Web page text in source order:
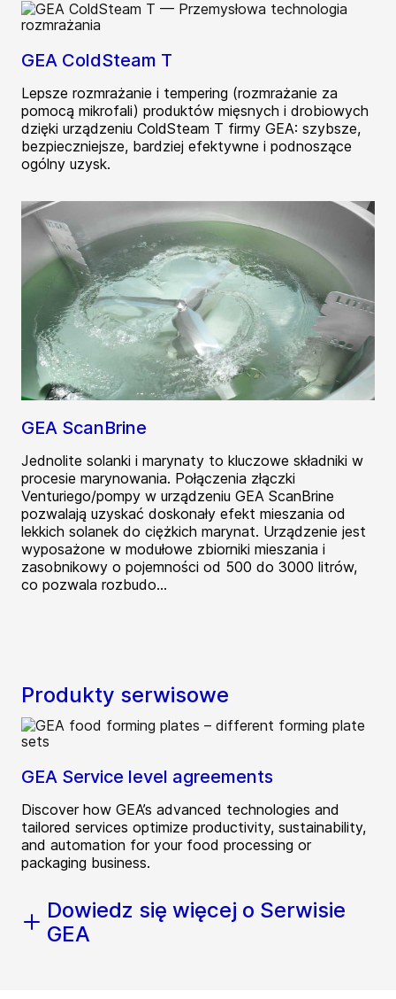
GEA ColdSteam T
Lepsze rozmrażanie i tempering (rozmrażanie za
pomocą mikrofali) produktów mięsnych i drobiowych
dzięki urządzeniu ColdSteam T firmy GEA: szybsze,
bezpieczniejsze, bardziej efektywne i podnoszące
ogólny uzysk.
GEA ScanBrine
Jednolite solanki i marynaty to kluczowe składniki w
procesie marynowania. Połączenia złączki
Venturiego/pompy w urządzeniu GEA ScanBrine
pozwalają uzyskać doskonały efekt mieszania od
lekkich solanek do ciężkich marynat. Urządzenie jest
wyposażone w modułowe zbiorniki mieszania i
zasobnikowy o pojemności od 500 do 3000 litrów,
co pozwala rozbudo...
Produkty serwisowe
GEA Service level agreements
Discover how GEA’s advanced technologies and
tailored services optimize productivity, sustainability,
and automation for your food processing or
packaging business.
Dowiedz się więcej o Serwisie
GEA